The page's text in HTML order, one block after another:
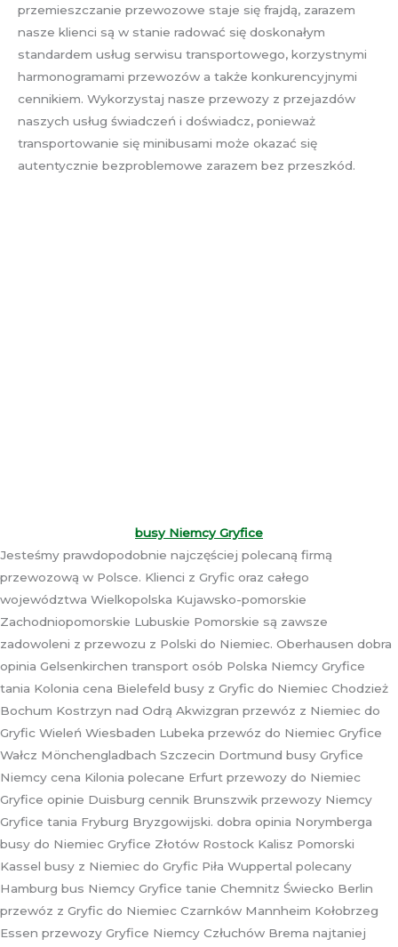
przemieszczanie przewozowe staje się frajdą, zarazem
nasze klienci są w stanie radować się doskonałym
standardem usług serwisu transportowego, korzystnymi
harmonogramami przewozów a także konkurencyjnymi
cennikiem. Wykorzystaj nasze przewozy z przejazdów
naszych usług świadczeń i doświadcz, ponieważ
transportowanie się minibusami może okazać się
autentycznie bezproblemowe zarazem bez przeszkód.
busy Niemcy Gryfice
Jesteśmy prawdopodobnie najczęściej polecaną firmą
przewozową w Polsce. Klienci z Gryfic oraz całego
województwa Wielkopolska Kujawsko-pomorskie
Zachodniopomorskie Lubuskie Pomorskie są zawsze
zadowoleni z przewozu z Polski do Niemiec. Oberhausen dobra
opinia Gelsenkirchen transport osób Polska Niemcy Gryfice
tania Kolonia cena Bielefeld busy z Gryfic do Niemiec Chodzież
Bochum Kostrzyn nad Odrą Akwizgran przewóz z Niemiec do
Gryfic Wieleń Wiesbaden Lubeka przewóz do Niemiec Gryfice
Wałcz Mönchengladbach Szczecin Dortmund busy Gryfice
Niemcy cena Kilonia polecane Erfurt przewozy do Niemiec
Gryfice opinie Duisburg cennik Brunszwik przewozy Niemcy
Gryfice tania Fryburg Bryzgowijski. dobra opinia Norymberga
busy do Niemiec Gryfice Złotów Rostock Kalisz Pomorski
Kassel busy z Niemiec do Gryfic Piła Wuppertal polecany
Hamburg bus Niemcy Gryfice tanie Chemnitz Świecko Berlin
przewóz z Gryfic do Niemiec Czarnków Mannheim Kołobrzeg
Essen przewozy Gryfice Niemcy Człuchów Brema najtaniej